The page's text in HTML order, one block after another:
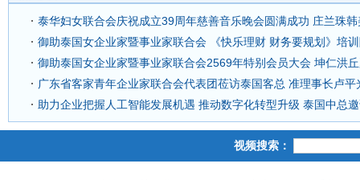
泰华妇女联合会庆祝成立39周年慈善音乐晚会圆满成功 庄兰珠
御助泰国女企业家暨事业家联合会 《快乐理财 财务要规划》培
御助泰国女企业家暨事业家联合会2569年特别会员大会 坤仁洪
广东省客家青年企业家联合会代表团莅访泰国客总 准理事长卢
助力企业把握人工智能发展机遇 推动数字化转型升级 泰国中总
视频搜索：